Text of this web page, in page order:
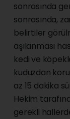
sonrasında
sonrasında,
belirtiler
aşılanması
kedi ve
kuduzdan
az 15 dakika
Hekim
gerekli